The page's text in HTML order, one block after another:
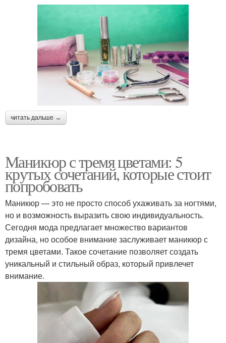
читать дальше →
Маникюр с тремя цветами: 5
крутых сочетаний, которые стоит
попробовать
Маникюр — это не просто способ ухаживать за ногтями,
но и возможность выразить свою индивидуальность.
Сегодня мода предлагает множество вариантов
дизайна, но особое внимание заслуживает маникюр с
тремя цветами. Такое сочетание позволяет создать
уникальный и стильный образ, который привлечет
внимание.